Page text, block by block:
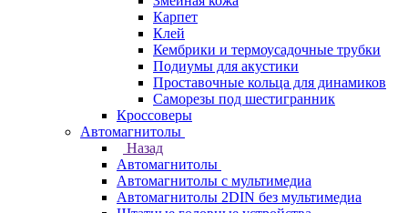
Карпет
Клей
Кембрики и термоусадочные трубки
Подиумы для акустики
Проставочные кольца для динамиков
Саморезы под шестигранник
Кроссоверы
Автомагнитолы
Назад
Автомагнитолы
Автомагнитолы с мультимедиа
Автомагнитолы 2DIN без мультимедиа